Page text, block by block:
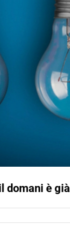
domani è